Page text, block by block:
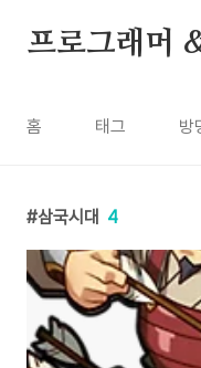
프로그래머
홈 태그 방
삼국시대 4